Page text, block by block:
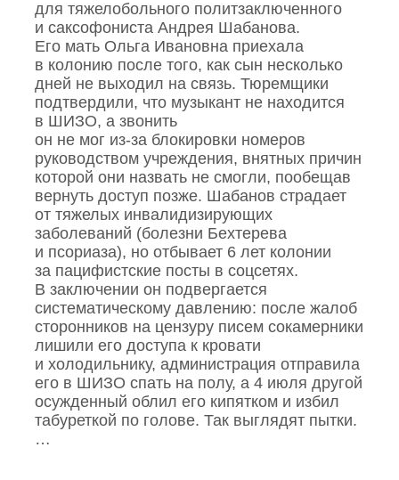
для тяжелобольного политзаключенного
и саксофониста Андрея Шабанова.
Его мать Ольга Ивановна приехала
в колонию после того, как сын несколько
дней не выходил на связь. Тюремщики
подтвердили, что музыкант не находится
в ШИЗО, а звонить
он не мог из‑за блокировки номеров
руководством учреждения, внятных причин
которой они назвать не смогли, пообещав
вернуть доступ позже. Шабанов страдает
от тяжелых инвалидизирующих
заболеваний (болезни Бехтерева
и псориаза), но отбывает 6 лет колонии
за пацифистские посты в соцсетях.
В заключении он подвергается
систематическому давлению: после жалоб
сторонников на цензуру писем сокамерники
лишили его доступа к кровати
и холодильнику, администрация отправила
его в ШИЗО спать на полу, а 4 июля другой
осужденный облил его кипятком и избил
табуреткой по голове. Так выглядят пытки.
…